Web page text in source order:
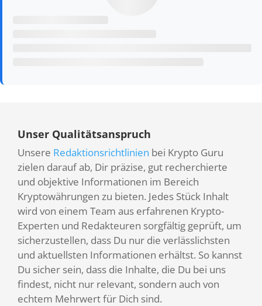
Unser Qualitätsanspruch
Unsere Redaktionsrichtlinien bei Krypto Guru
zielen darauf ab, Dir präzise, gut recherchierte
und objektive Informationen im Bereich
Kryptowährungen zu bieten. Jedes Stück Inhalt
wird von einem Team aus erfahrenen Krypto-
Experten und Redakteuren sorgfältig geprüft, um
sicherzustellen, dass Du nur die verlässlichsten
und aktuellsten Informationen erhältst. So kannst
Du sicher sein, dass die Inhalte, die Du bei uns
findest, nicht nur relevant, sondern auch von
echtem Mehrwert für Dich sind.